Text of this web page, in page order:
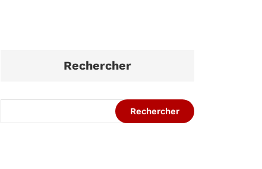
Rechercher
Rechercher